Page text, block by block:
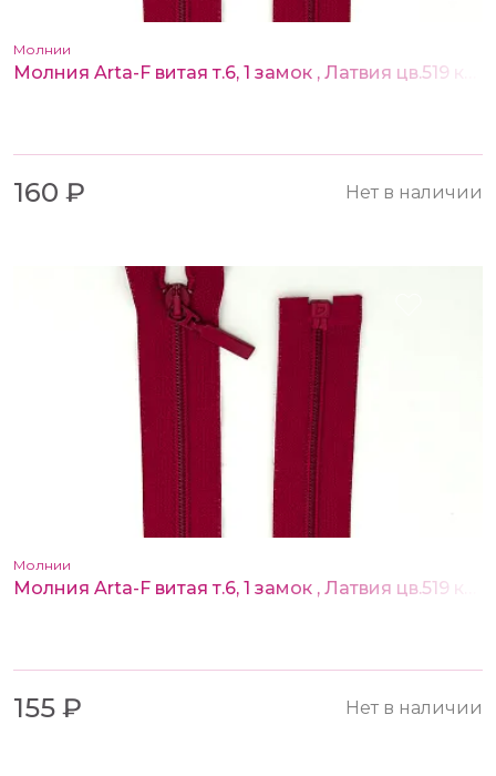
Молнии
160 ₽ Нет в наличии
Молнии
155 ₽ Нет в наличии